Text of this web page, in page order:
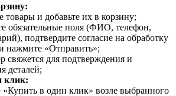
товары и добавьте их в корзину;
обязательные поля (ФИО, телефон,
подтвердите согласие на обработку
нажмите «Отправить»;
свяжется для подтверждения и
деталей;
клик:
в один клик» возле выбранного